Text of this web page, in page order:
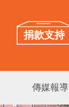
捐款支持
傳媒報導